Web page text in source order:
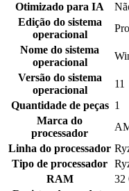
Otimizado para IA
Edição do sistema
operacional
Pro
Nome do sistema
operacional
Versão do sistema
operacional
11
Quantidade de peças 1
Marca do
processador
Linha do processador
Tipo de processador
RAM
32